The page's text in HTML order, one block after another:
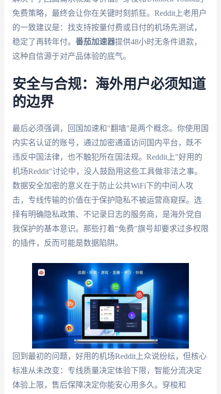
免费策略，最终会让你在关键时刻抓狂。Reddit上老用户
的一致建议是：找支持按量付费或日付的机场先测试，
稳定了再转年付。 番茄加速器提供48小时无条件退款，
这种自信源于对产品体验的底气。
安全与合规：海外用户必须知道
的边界
最后必须强调，回国加速和"翻墙"是两个概念。你使用国
内实名认证的账号，通过加密通道访问国内平台，既不
违反中国法律，也不触犯所在国法规。Reddit上"好用的
机场Reddit"讨论中，没人鼓励用这些工具做非法之事。
数据安全加密的意义在于防止公共WiFi下的中间人攻
击，专线传输的价值在于保护隐私不被运营商窥探。选
择有明确隐私政策、不记录日志的服务商，是海外党自
我保护的基本意识。那些打着"免费"旗号却要求过多权限
的插件，反而可能是数据陷阱。
回到最初的问题，好用的机场Reddit上众说纷纭，但核心
标准从未改变：专线质量决定体验下限，智能分流决定
体验上限，售后保障决定你能安心用多久。穿梭和